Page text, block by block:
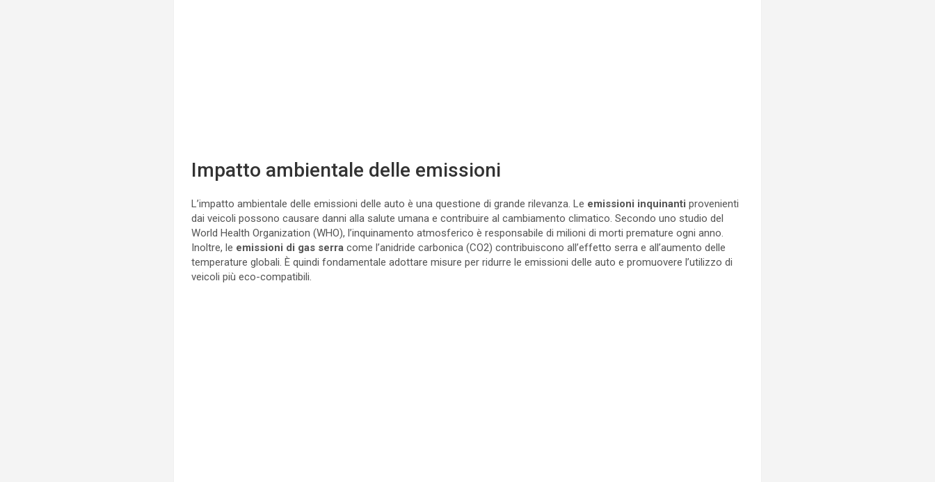
Impatto ambientale delle emissioni
L’impatto ambientale delle emissioni delle auto è una questione di grande rilevanza. Le emissioni inquinanti provenienti
dai veicoli possono causare danni alla salute umana e contribuire al cambiamento climatico. Secondo uno studio del
World Health Organization (WHO), l’inquinamento atmosferico è responsabile di milioni di morti premature ogni anno.
Inoltre, le emissioni di gas serra come l’anidride carbonica (CO2) contribuiscono all’effetto serra e all’aumento delle
temperature globali. È quindi fondamentale adottare misure per ridurre le emissioni delle auto e promuovere l’utilizzo di
veicoli più eco-compatibili.